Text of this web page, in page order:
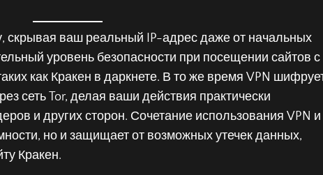
скрывая ваш реальный IP-адрес даже от начальных
уровень безопасности при посещении сайтов с
как Кракен в даркнете. В то же время VPN
сеть Tor, делая ваши действия практически
и других сторон. Сочетание использования VPN и
но и защищает от возможных утечек данных,
Кракен.